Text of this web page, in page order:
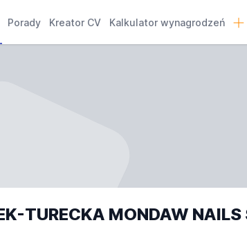
Porady Kreator CV Kalkulator wynagrodzeń